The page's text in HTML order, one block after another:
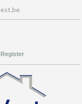
Register